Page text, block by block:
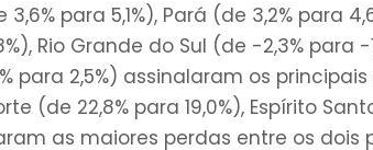
3,6% para 5,1%), Pará (de 3,2% para
Rio Grande do Sul (de -2,3% para -
para 2,5%) assinalaram os
(de 22,8% para 19,0%), Espírito
as maiores perdas entre os dois